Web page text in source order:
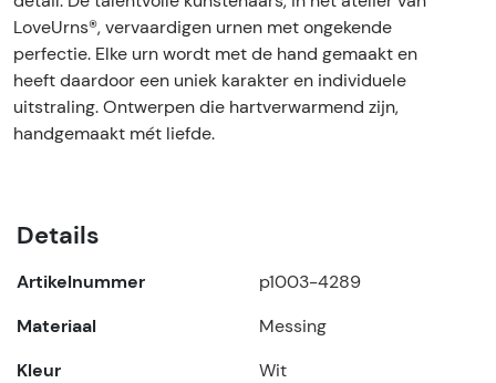
LoveUrns®, vervaardigen urnen met ongekende
perfectie. Elke urn wordt met de hand gemaakt en
heeft daardoor een uniek karakter en individuele
uitstraling. Ontwerpen die hartverwarmend zijn,
handgemaakt mét liefde.
Details
Artikelnummer
p1003-4289
Materiaal
Messing
Kleur
Wit